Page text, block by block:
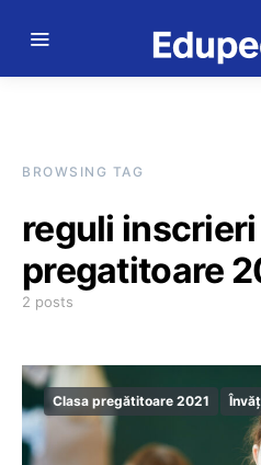
BROWSING TAG
reguli
pregatitoare
2 posts
Clasa pregătitoare 2021